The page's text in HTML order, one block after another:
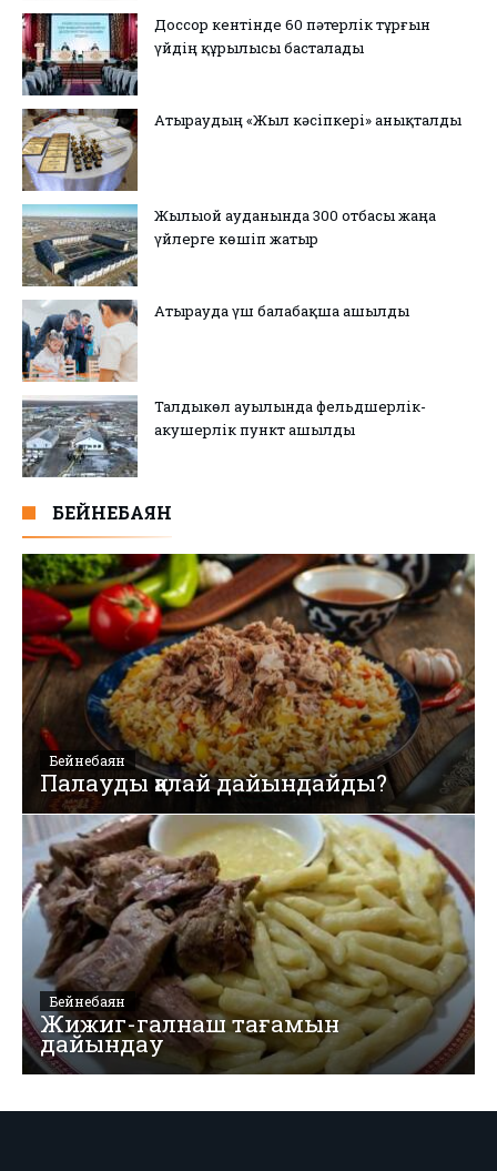
Доссор кентінде 60 пәтерлік тұрғын
үйдің құрылысы басталады
Атыраудың «Жыл кәсіпкері» анықталды
Жылыой ауданында 300 отбасы жаңа
үйлерге көшіп жатыр
Атырауда үш балабақша ашылды
Талдыкөл ауылында фельдшерлік-
акушерлік пункт ашылды
БЕЙНЕБАЯН
Бейнебаян
Палауды қалай дайындайды?
Бейнебаян
Жижиг-галнаш тағамын
дайындау